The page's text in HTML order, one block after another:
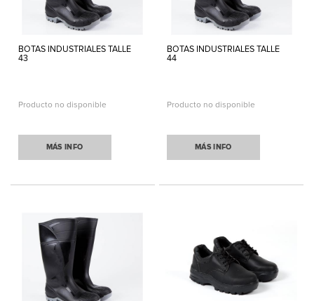
BOTAS INDUSTRIALES TALLE
43
Producto no disponible
MÁS INFO
BOTAS INDUSTRIALES TALLE
44
Producto no disponible
MÁS INFO